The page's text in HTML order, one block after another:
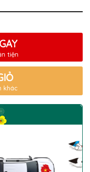
tiện
khác